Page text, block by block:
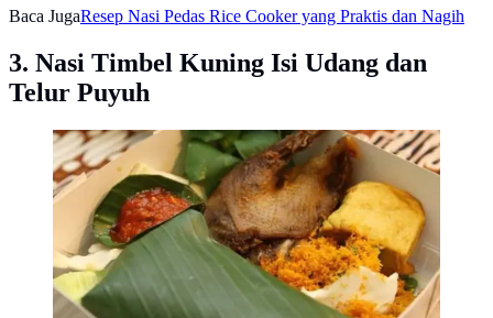
Baca JugaResep Nasi Pedas Rice Cooker yang Praktis dan Nagih
3. Nasi Timbel Kuning Isi Udang dan
Telur Puyuh